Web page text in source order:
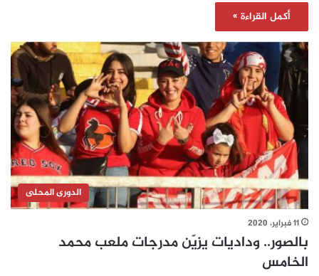
أكمل القراءة »
الدورى المحلى
11 فبراير، 2020
بالصور.. وداديات يزيّن مدرجات ملعب محمد
الخامس